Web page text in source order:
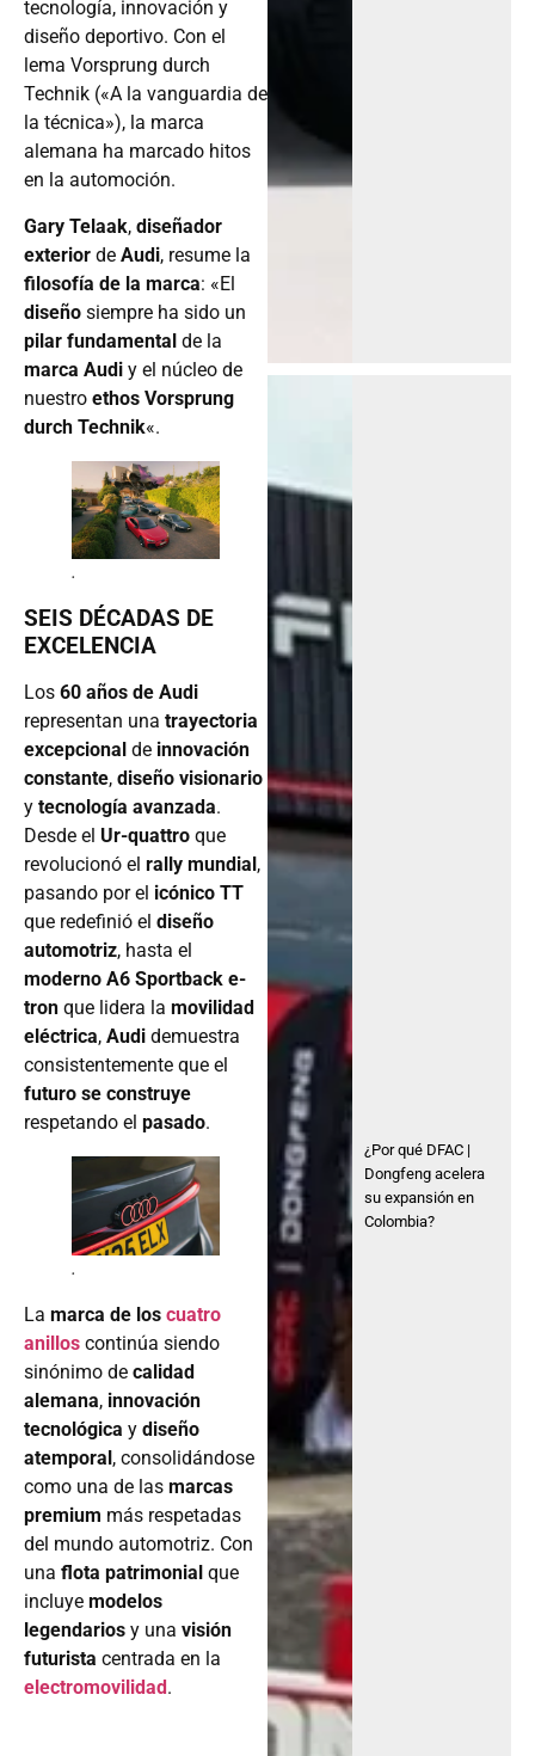
tecnología, innovación y
diseño deportivo. Con el
lema Vorsprung durch
Technik («A la vanguardia de
la técnica»), la marca
alemana ha marcado hitos
en la automoción.
Gary Telaak, diseñador
exterior de Audi, resume la
filosofía de la marca: «El
diseño siempre ha sido un
pilar fundamental de la
marca Audi y el núcleo de
nuestro ethos Vorsprung
durch Technik«.
.
SEIS DÉCADAS DE
EXCELENCIA
Los 60 años de Audi
representan una trayectoria
excepcional de innovación
constante, diseño visionario
y tecnología avanzada.
Desde el Ur-quattro que
revolucionó el rally mundial ,
pasando por el icónico TT
que redefinió el diseño
automotriz, hasta el
moderno A6 Sportback e-
tron que lidera la movilidad
eléctrica, Audi demuestra
consistentemente que el
futuro se construye
respetando el pasado.
.
La marca de los cuatro
anillos continúa siendo
sinónimo de calidad
alemana, innovación
tecnológica y diseño
atemporal, consolidándose
como una de las marcas
premium más respetadas
del mundo automotriz. Con
una flota patrimonial que
incluye modelos
legendarios y una visión
futurista centrada en la
electromovilidad.
¿Por qué DFAC |
Dongfeng acelera
su expansión en
Colombia?